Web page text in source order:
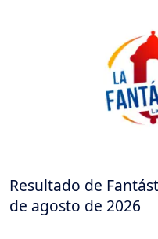
Resultado de
de agosto de 2026